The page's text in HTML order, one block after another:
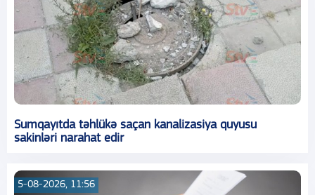
Sumqayıtda təhlükə saçan kanalizasiya quyusu
sakinləri narahat edir
5-08-2026, 11:56